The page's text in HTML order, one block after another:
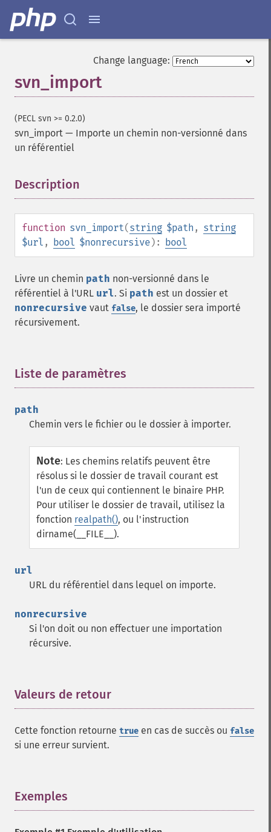
Change language:
svn_import
(PECL svn >= 0.2.0)
svn_import — Importe un chemin non-versionné dans
un référentiel
Description
function svn_import(string $path , string
$url , bool $nonrecursive): bool
Livre un chemin path non-versionné dans le
référentiel à l'URL url. Si path est un dossier et
nonrecursive vaut false, le dossier sera importé
récursivement.
Liste de paramètres
path
Chemin vers le fichier ou le dossier à importer.
Note: Les chemins relatifs peuvent être
résolus si le dossier de travail courant est
l'un de ceux qui contiennent le binaire PHP.
Pour utiliser le dossier de travail, utilisez la
fonction realpath(), ou l'instruction
dirname(__FILE__).
url
URL du référentiel dans lequel on importe.
nonrecursive
Si l'on doit ou non effectuer une importation
récursive.
Valeurs de retour
Cette fonction retourne true en cas de succès ou false
si une erreur survient.
Exemples